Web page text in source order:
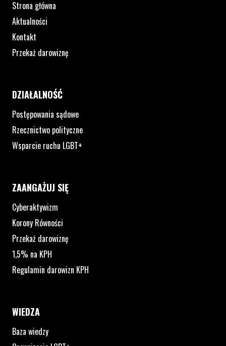
Strona główna
Aktualności
Kontakt
Przekaż darowiznę
DZIAŁALNOŚĆ
Postępowania sądowe
Rzecznictwo polityczne
Wsparcie ruchu LGBT+
ZAANGAŻUJ SIĘ
Cyberaktywizm
Korony Równości
Przekaż darowiznę
1,5% na KPH
Regulamin darowizn KPH
WIEDZA
Baza wiedzy